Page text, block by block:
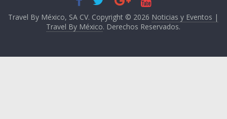
Travel By México, SA CV. Copyright © 2026 Noticias y Eventos |
Travel By México. Derechos Reservados.